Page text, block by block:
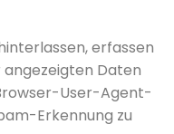
erfassen
Daten
User-Agent-
Erkennung zu